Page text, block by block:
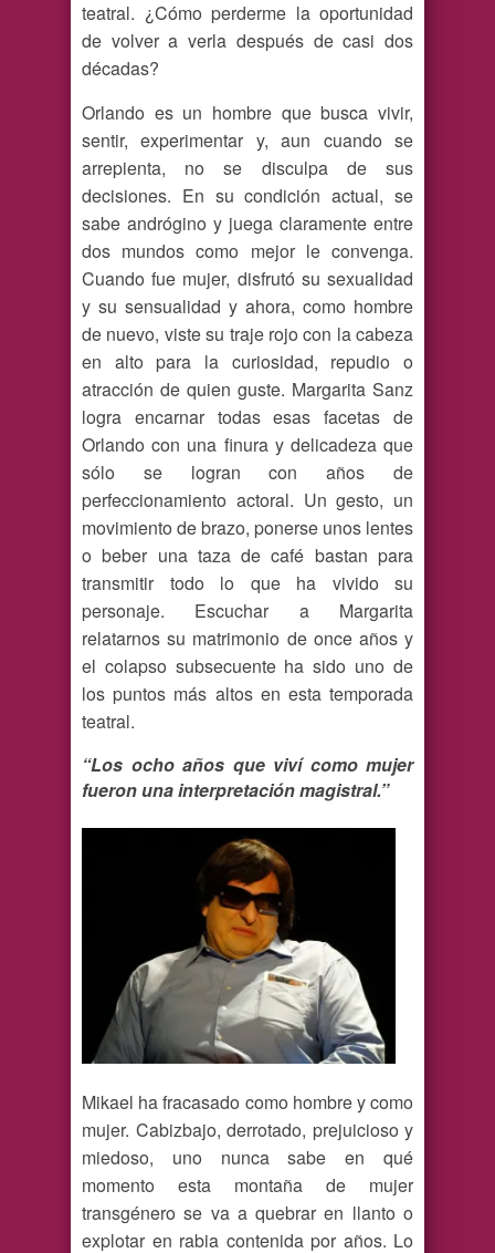
teatral. ¿Cómo perderme la oportunidad
de volver a verla después de casi dos
décadas?
Orlando es un hombre que busca vivir,
sentir, experimentar y, aun cuando se
arrepienta, no se disculpa de sus
decisiones. En su condición actual, se
sabe andrógino y juega claramente entre
dos mundos como mejor le convenga.
Cuando fue mujer, disfrutó su sexualidad
y su sensualidad y ahora, como hombre
de nuevo, viste su traje rojo con la cabeza
en alto para la curiosidad, repudio o
atracción de quien guste. Margarita Sanz
logra encarnar todas esas facetas de
Orlando con una finura y delicadeza que
sólo se logran con años de
perfeccionamiento actoral. Un gesto, un
movimiento de brazo, ponerse unos lentes
o beber una taza de café bastan para
transmitir todo lo que ha vivido su
personaje. Escuchar a Margarita
relatarnos su matrimonio de once años y
el colapso subsecuente ha sido uno de
los puntos más altos en esta temporada
teatral.
“Los ocho años que viví como mujer
fueron una interpretación magistral.”
Mikael ha fracasado como hombre y como
mujer. Cabizbajo, derrotado, prejuicioso y
miedoso, uno nunca sabe en qué
momento esta montaña de mujer
transgénero se va a quebrar en llanto o
explotar en rabia contenida por años. Lo